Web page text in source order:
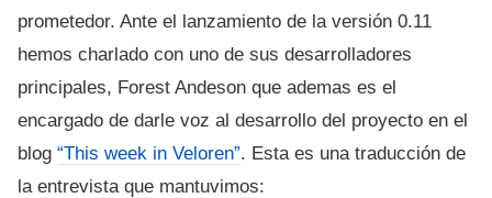
prometedor. Ante el lanzamiento de la versión 0.11
hemos charlado con uno de sus desarrolladores
principales, Forest Andeson que ademas es el
encargado de darle voz al desarrollo del proyecto en el
blog “This week in Veloren”. Esta es una traducción de
la entrevista que mantuvimos: